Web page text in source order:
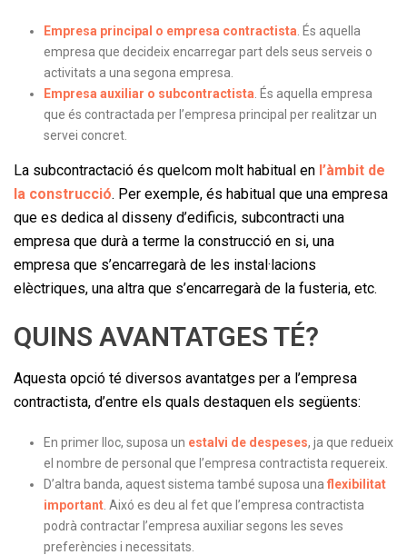
Empresa principal o empresa contractista . És aquella
empresa que decideix encarregar part dels seus serveis o
activitats a una segona empresa.
Empresa auxiliar o subcontractista . És aquella empresa
que és contractada per l’empresa principal per realitzar un
servei concret.
La subcontractació és quelcom molt habitual en l’àmbit de
la construcció. Per exemple, és habitual que una empresa
que es dedica al disseny d’edificis, subcontracti una
empresa que durà a terme la construcció en si, una
empresa que s’encarregarà de les instal·lacions
elèctriques, una altra que s’encarregarà de la fusteria, etc.
QUINS AVANTATGES TÉ?
Aquesta opció té diversos avantatges per a l’empresa
contractista, d’entre els quals destaquen els següents:
En primer lloc, suposa un estalvi de despeses, ja que redueix
el nombre de personal que l’empresa contractista requereix.
D’altra banda, aquest sistema també suposa una flexibilitat
important. Aixó es deu al fet que l’empresa contractista
podrà contractar l’empresa auxiliar segons les seves
preferències i necessitats.